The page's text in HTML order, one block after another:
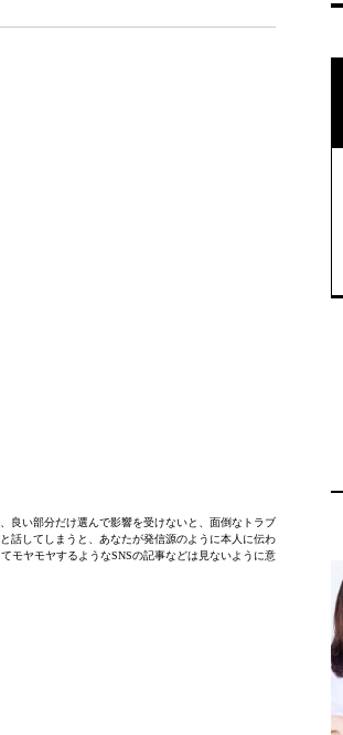
良い部分だけ選んで影響を受けないと、面倒なトラブ
話してしまうと、あなたが発信源のように本人に伝わ
モヤモヤするようなSNSの記事などは見ないように意